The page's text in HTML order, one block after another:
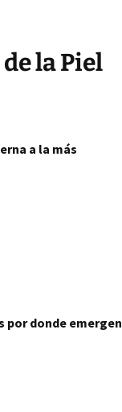
la Piel
a la más
por donde emergen